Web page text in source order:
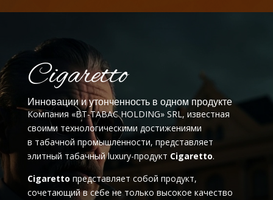
Cigaretto
Инновации и утонченность в одном продукте
Компания «BT-TABAC HOLDING» SRL, известная
своими технологическими достижениями
в табачной промышленности, представляет
элитный табачный luxury-продукт Cigaretto.
Cigaretto представляет собой продукт,
сочетающий в себе не только высокое качество